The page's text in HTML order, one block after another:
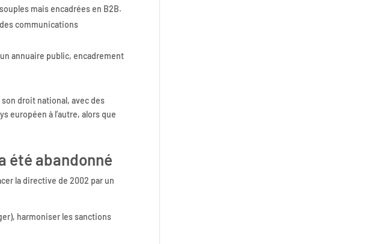
mais encadrées en B2B.
communications
annuaire public, encadrement
son droit national, avec des
européen à l’autre, alors que
été abandonné
la directive de 2002 par un
harmoniser les sanctions